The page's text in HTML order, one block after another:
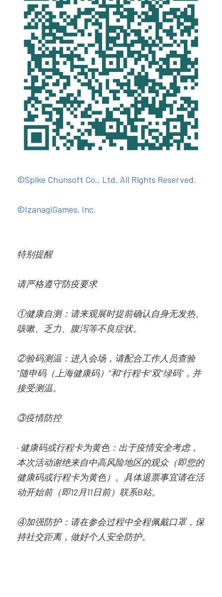
©Spike Chunsoft Co., Ltd. All Rights Reserved.
©IzanagiGames, Inc.
特别提醒
请严格遵守防疫要求
①健康自测：请来观展时提前确认自身无发热、
咳嗽、乏力、腹泻等不良症状。
②验码测温：进入会场，请配合工作人员查验
“随申码（上海健康码）”和“行程卡”双“绿码”，并
接受测温。
③疫情防控
· 健康码或行程卡为黄色：出于疫情安全考虑，
本次活动谢绝来自中高风险地区的观众（即您的
健康码或行程卡为黄色）。具体退票事宜请在活
动开始前（即12月11日前）联系B站。
④加强防护：请在参会过程中全程佩戴口罩，保
持社交距离，做好个人安全防护。